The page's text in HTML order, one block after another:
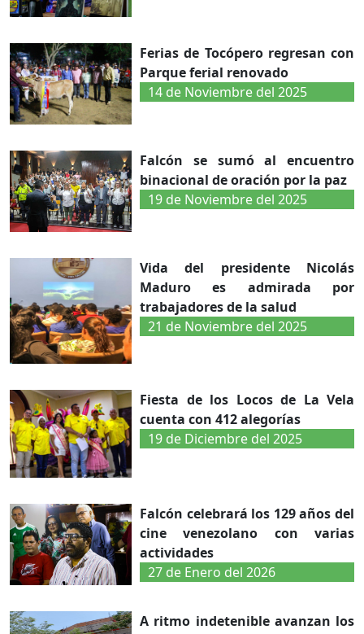
Ferias de Tocópero regresan con
Parque ferial renovado
14 de Noviembre del 2025
Falcón se sumó al encuentro
binacional de oración por la paz
19 de Noviembre del 2025
Vida del presidente Nicolás
Maduro es admirada por
trabajadores de la salud
21 de Noviembre del 2025
Fiesta de los Locos de La Vela
cuenta con 412 alegorías
19 de Diciembre del 2025
Falcón celebrará los 129 años del
cine venezolano con varias
actividades
27 de Enero del 2026
A ritmo indetenible avanzan los